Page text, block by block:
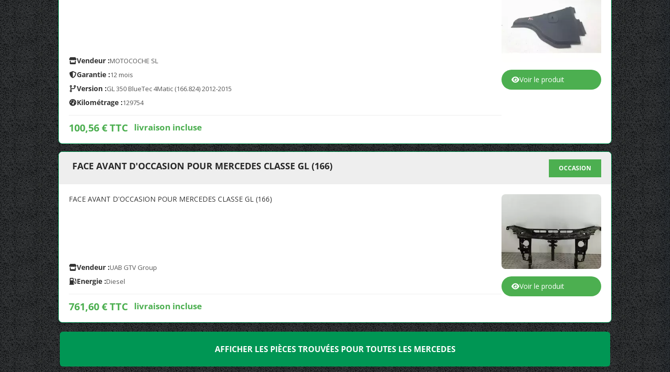
Vendeur :MOTOCOCHE SL
Garantie :12 mois
Version :GL 350 BlueTec 4Matic (166.824) 2012-2015
Kilométrage :129754
100,56 € TTC livraison incluse
Voir le produit
FACE AVANT D'OCCASION POUR MERCEDES CLASSE GL (166) OCCASION
FACE AVANT D'OCCASION POUR MERCEDES CLASSE GL (166)
Vendeur :UAB GTV Group
Energie :Diesel
761,60 € TTC livraison incluse
Voir le produit
AFFICHER LES PIÈCES TROUVÉES POUR TOUTES LES MERCEDES